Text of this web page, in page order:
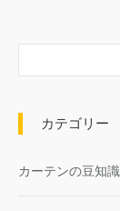
カテゴリー
カーテンの豆知識